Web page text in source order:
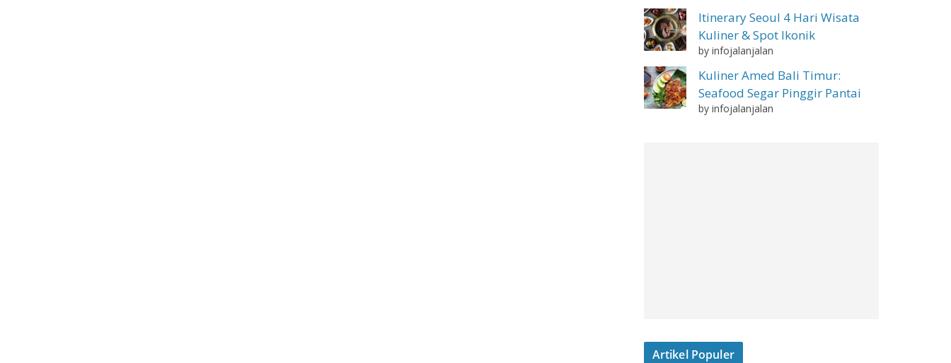
Itinerary Seoul 4 Hari Wisata
Kuliner & Spot Ikonik
by infojalanjalan
Kuliner Amed Bali Timur:
Seafood Segar Pinggir Pantai
by infojalanjalan
Artikel Populer